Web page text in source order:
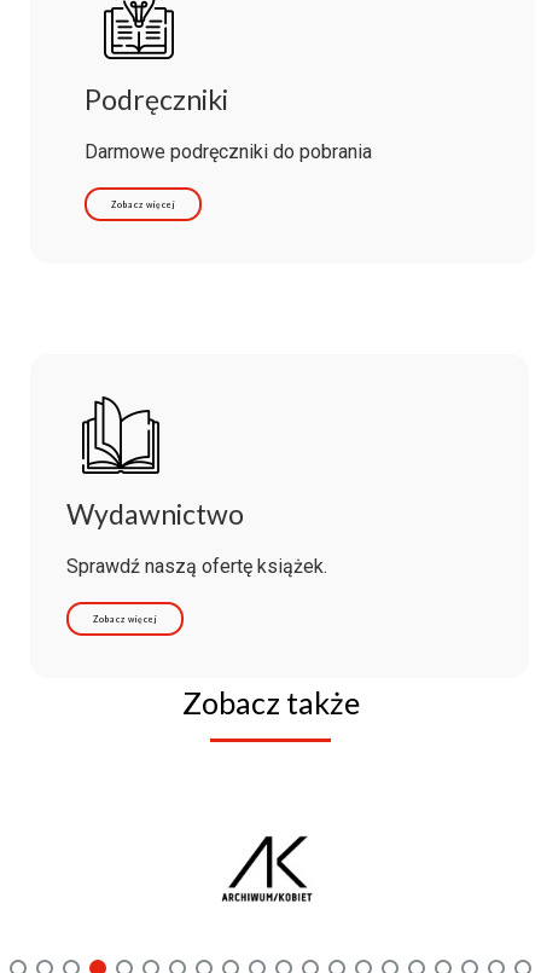
Podręczniki
Darmowe podręczniki do pobrania
Zobacz więcej
Wydawnictwo
Sprawdź naszą ofertę książek.
Zobacz więcej
Zobacz także